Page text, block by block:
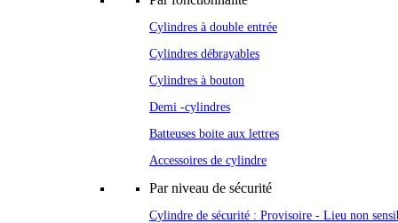
Cylindres à double entrée
Cylindres débrayables
Cylindres à bouton
Demi -cylindres
Batteuses boite aux lettres
Accessoires de cylindre
Par niveau de sécurité
Cylindre de sécurité : Provisoire - Lieu non